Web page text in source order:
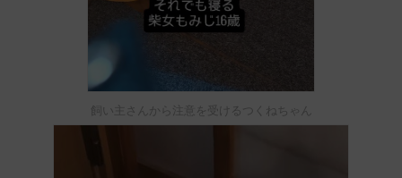
飼い主さんから注意を受けるつくねちゃん